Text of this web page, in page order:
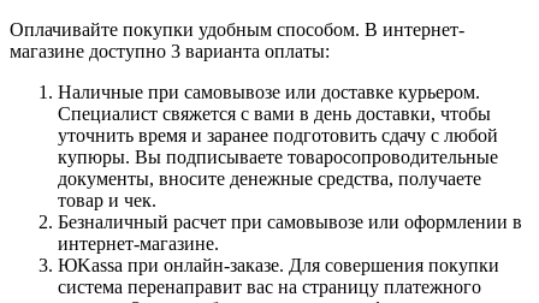
Оплачивайте покупки удобным способом. В интернет-
магазине доступно 3 варианта оплаты:
Наличные при самовывозе или доставке курьером.
Специалист свяжется с вами в день доставки, чтобы
уточнить время и заранее подготовить сдачу с любой
купюры. Вы подписываете товаросопроводительные
документы, вносите денежные средства, получаете
товар и чек.
Безналичный расчет при самовывозе или оформлении в
интернет-магазине.
ЮKassa при онлайн-заказе. Для совершения покупки
система перенаправит вас на страницу платежного